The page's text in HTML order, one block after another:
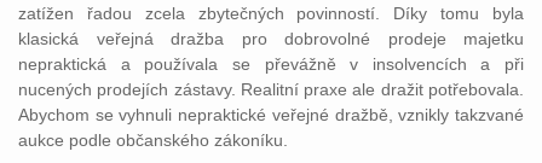
zatížen řadou zcela zbytečných povinností. Díky tomu byla
klasická veřejná dražba pro dobrovolné prodeje majetku
nepraktická a používala se převážně v insolvencích a při
nucených prodejích zástavy. Realitní praxe ale dražit potřebovala.
Abychom se vyhnuli nepraktické veřejné dražbě, vznikly takzvané
aukce podle občanského zákoníku.